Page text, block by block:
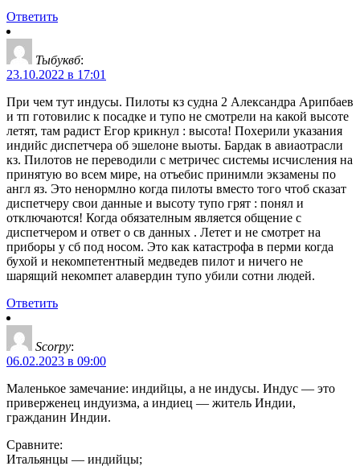
Ответить
Тыбуквб:
23.10.2022 в 17:01
При чем тут индусы. Пилоты кз судна 2 Александра Арипбаев
и тп готовилис к посадке и тупо не смотрели на какой высоте
летят, там радист Егор крикнул : высота! Похерили указания
индийс диспетчера об эшелоне выоты. Бардак в авиаотрасли
кз. Пилотов не переводили с метричес системы исчисления на
принятую во всем мире, на отъебис принимли экзамены по
англ яз. Это ненормлно когда пилоты вместо того чтоб сказат
диспетчеру свои данные и высоту тупо грят : понял и
отключаются! Когда обязателным является общение с
диспетчером и ответ о св данных . Летет и не смотрет на
приборы у сб под носом. Это как катастрофа в перми когда
бухой и некомпетентный медведев пилот и ничего не
шарящий некомпет алавердин тупо убили сотни людей.
Ответить
Scorpy:
06.02.2023 в 09:00
Маленькое замечание: индийцы, а не индусы. Индус — это
приверженец индуизма, а индиец — житель Индии,
гражданин Индии.
Сравните:
Итальянцы — индийцы;